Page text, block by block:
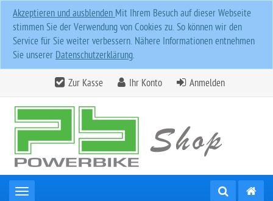
Akzeptieren und ausblenden Mit Ihrem Besuch auf dieser Webseite
stimmen Sie der Verwendung von Cookies zu. So können wir den
Service für Sie weiter verbessern. Nähere Informationen entnehmen
Sie unserer Datenschutzerklärung.
Zur Kasse Ihr Konto Anmelden
Toggle navigation